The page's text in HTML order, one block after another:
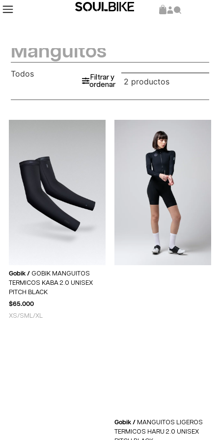
Manguitos
Todos
Filtrar y
ordenar
2 productos
Gobik / GOBIK MANGUITOS
TERMICOS KABA 2.0 UNISEX
PITCH BLACK
$65.000
XS/S M L/XL
Gobik / MANGUITOS LIGEROS
TERMICOS HARU 2.0 UNISEX